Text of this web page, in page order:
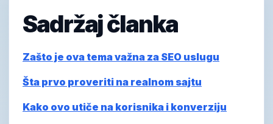
Sadržaj članka
Zašto je ova tema važna za SEO uslugu
Šta prvo proveriti na realnom sajtu
Kako ovo utiče na korisnika i konverziju